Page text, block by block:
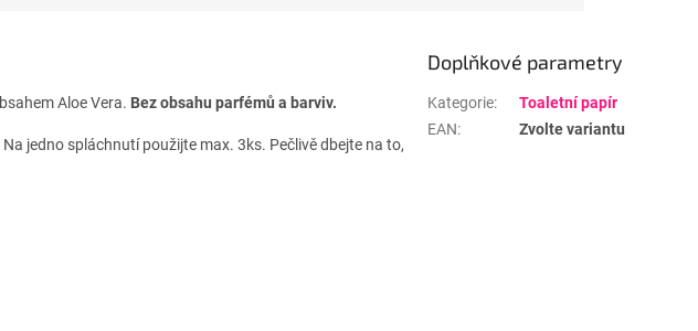
Aloe Vera. Bez obsahu parfémů a barviv.
jedno spláchnutí použijte max. 3ks. Pečlivě dbejte na to,
Doplňkové parametry
Kategorie:
Toaletní papír
EAN: Zvolte variantu